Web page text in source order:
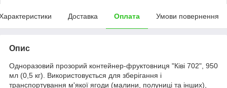
Доставка Оплата Умови повернення
Опис
Одноразовий прозорий контейнер-фруктовниця "Ківі 702", 950
мл (0,5 кг). Використовується для зберігання і
транспортування м'якої ягоди (малини, полуниці та інших),